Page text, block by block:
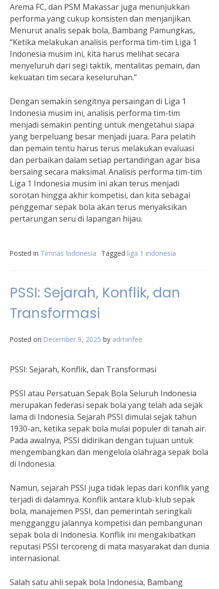
Arema FC, dan PSM Makassar juga menunjukkan
performa yang cukup konsisten dan menjanjikan.
Menurut analis sepak bola, Bambang Pamungkas,
“Ketika melakukan analisis performa tim-tim Liga 1
Indonesia musim ini, kita harus melihat secara
menyeluruh dari segi taktik, mentalitas pemain, dan
kekuatan tim secara keseluruhan.”
Dengan semakin sengitnya persaingan di Liga 1
Indonesia musim ini, analisis performa tim-tim
menjadi semakin penting untuk mengetahui siapa
yang berpeluang besar menjadi juara. Para pelatih
dan pemain tentu harus terus melakukan evaluasi
dan perbaikan dalam setiap pertandingan agar bisa
bersaing secara maksimal. Analisis performa tim-tim
Liga 1 Indonesia musim ini akan terus menjadi
sorotan hingga akhir kompetisi, dan kita sebagai
penggemar sepak bola akan terus menyaksikan
pertarungan seru di lapangan hijau.
Posted in Timnas Indonesia Tagged liga 1 indonesia
PSSI: Sejarah, Konflik, dan
Transformasi
Posted on December 9, 2025 by adminfee
PSSI: Sejarah, Konflik, dan Transformasi
PSSI atau Persatuan Sepak Bola Seluruh Indonesia
merupakan federasi sepak bola yang telah ada sejak
lama di Indonesia. Sejarah PSSI dimulai sejak tahun
1930-an, ketika sepak bola mulai populer di tanah air.
Pada awalnya, PSSI didirikan dengan tujuan untuk
mengembangkan dan mengelola olahraga sepak bola
di Indonesia.
Namun, sejarah PSSI juga tidak lepas dari konflik yang
terjadi di dalamnya. Konflik antara klub-klub sepak
bola, manajemen PSSI, dan pemerintah seringkali
mengganggu jalannya kompetisi dan pembangunan
sepak bola di Indonesia. Konflik ini mengakibatkan
reputasi PSSI tercoreng di mata masyarakat dan dunia
internasional.
Salah satu ahli sepak bola Indonesia, Bambang